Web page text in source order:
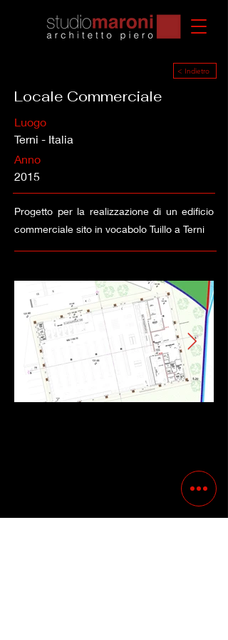
< Indietro
Locale Commerciale
Luogo
Terni - Italia
Anno
2015
Progetto per la realizzazione di un edificio
commerciale sito in vocabolo Tuillo a Terni